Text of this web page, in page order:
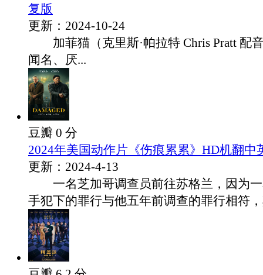
复版
更新：2024-10-24
加菲猫（克里斯·帕拉特 Chris Pratt 配
闻名、厌...
豆瓣 0 分
2024年美国动作片《伤痕累累》HD机翻中
更新：2024-4-13
一名芝加哥调查员前往苏格兰，因为一
手犯下的罪行与他五年前调查的罪行相符